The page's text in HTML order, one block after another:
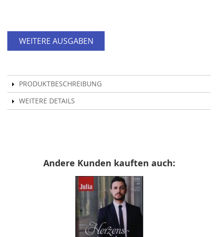
WEITERE AUSGABEN
PRODUKTBESCHREIBUNG
WEITERE DETAILS
Andere Kunden kauften auch: